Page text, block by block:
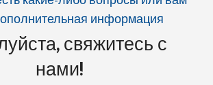
информация
свяжитесь с
нами!